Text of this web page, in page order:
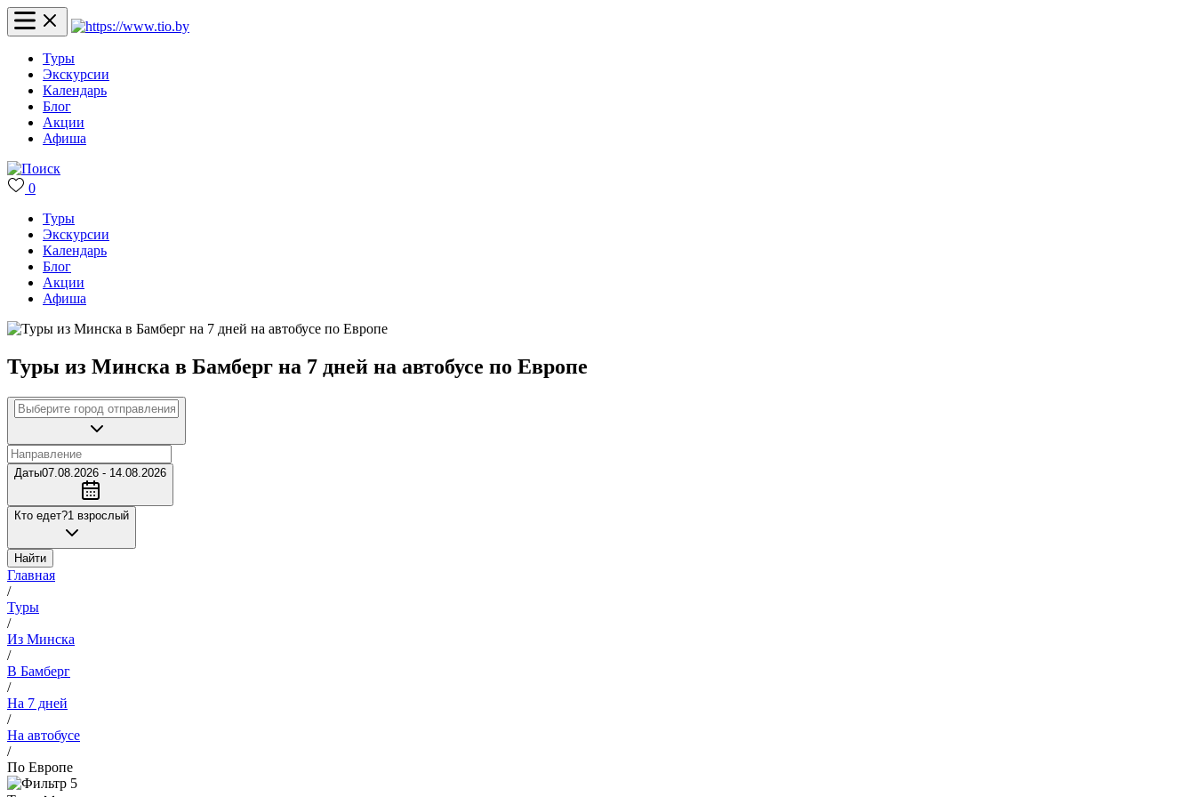
Туры
Экскурсии
Календарь
Блог
Акции
Афиша
0
Туры
Экскурсии
Календарь
Блог
Акции
Афиша
Туры из Минска в Бамберг на 7 дней на автобусе по Европе
Даты07.08.2026 - 14.08.2026
Кто едет?1 взрослый
Найти
Главная
/
Туры
/
Из Минска
/
В Бамберг
/
На 7 дней
/
На автобусе
/
По Европе
5